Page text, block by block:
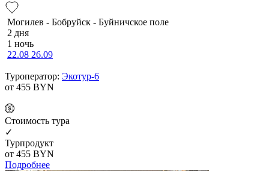
Мо­ги­лев - Бобруйск - Буй­нич­ское по­ле
2 дня
1 ночь
22.08 26.09
Туроператор: Экотур-6
от 455 BYN
Cтоимость тура
✓
Турпродукт
от 455 BYN
Подробнее